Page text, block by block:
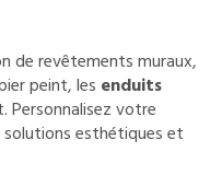
de revêtements muraux,
peint, les enduits
Personnalisez votre
esthétiques et